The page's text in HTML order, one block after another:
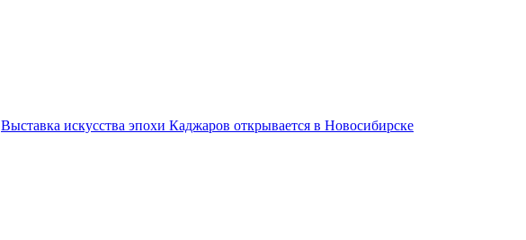
Выставка искусства эпохи Каджаров открывается в Новосибирске